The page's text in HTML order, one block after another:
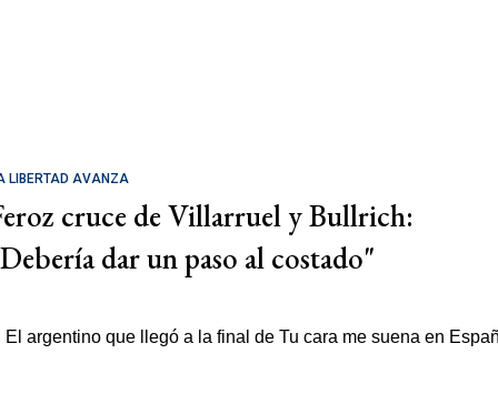
LIBERTAD AVANZA
cruce de Villarruel y Bullrich:
dar un paso al costado"